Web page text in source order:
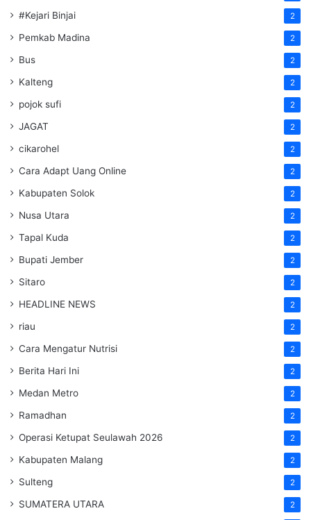
#Kejari Binjai 2
Pemkab Madina 2
Bus 2
Kalteng 2
pojok sufi 2
JAGAT 2
cikarohel 2
Cara Adapt Uang Online 2
Kabupaten Solok 2
Nusa Utara 2
Tapal Kuda 2
Bupati Jember 2
Sitaro 2
HEADLINE NEWS 2
riau 2
Cara Mengatur Nutrisi 2
Berita Hari Ini 2
Medan Metro 2
Ramadhan 2
Operasi Ketupat Seulawah 2026 2
Kabupaten Malang 2
Sulteng 2
SUMATERA UTARA 2